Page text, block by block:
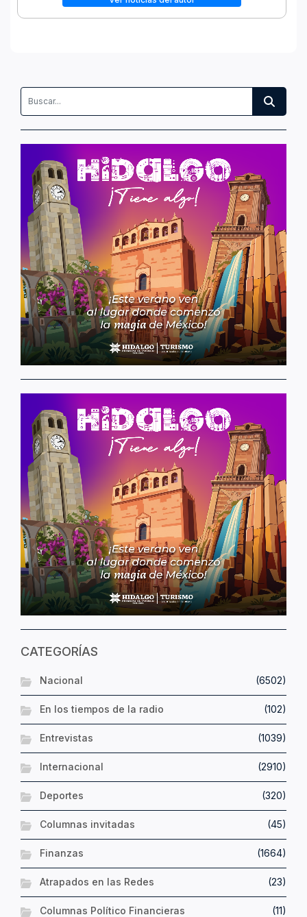
CATEGORÍAS
Nacional (6502)
En los tiempos de la radio (102)
Entrevistas (1039)
Internacional (2910)
Deportes (320)
Columnas invitadas (45)
Finanzas (1664)
Atrapados en las Redes (23)
Columnas Político Financieras (11)